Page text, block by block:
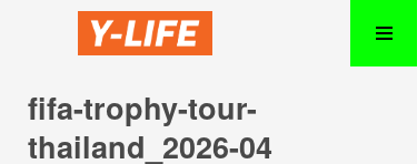
fifa-trophy-tour-
thailand_2026-04